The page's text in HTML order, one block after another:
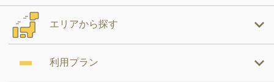
エリアから探す
利用プラン